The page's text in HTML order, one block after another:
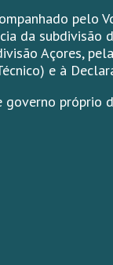
pelo
da subdivisão
Açores,
e à
próprio